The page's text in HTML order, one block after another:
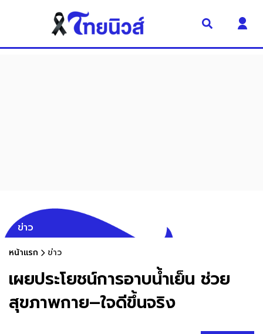
ข่าว
หน้าแรก ข่าว
เผยประโยชน์การอาบน้ำเย็น ช่วย
สุขภาพกาย–ใจดีขึ้นจริง